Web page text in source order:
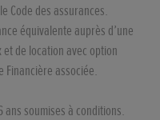
Code des assurances.
équivalente auprès d’une
de location avec option
Financière associée.
ans soumises à conditions.